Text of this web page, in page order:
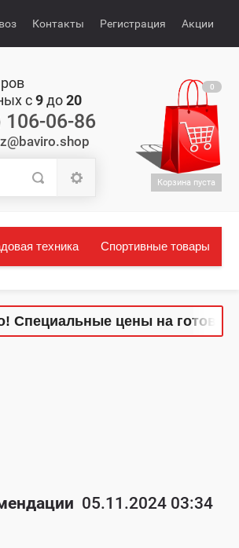
Контакты Регистрация Акции
с9до20
106-06-86
0
Корзина пуста
техника Спортивные товары
цены на готовые
05.11.2024 03:34